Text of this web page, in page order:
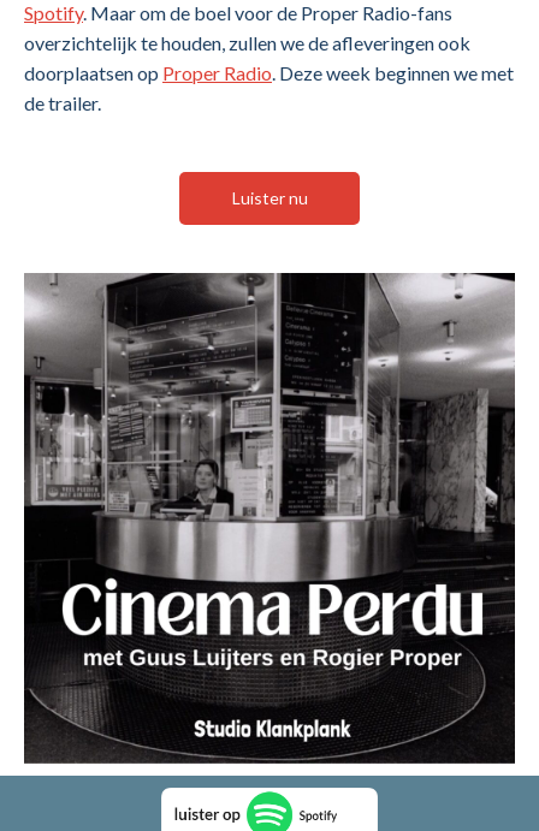
Spotify. Maar om de boel voor de Proper Radio-fans
overzichtelijk te houden, zullen we de afleveringen ook
doorplaatsen op Proper Radio. Deze week beginnen we met
de trailer.
Luister nu